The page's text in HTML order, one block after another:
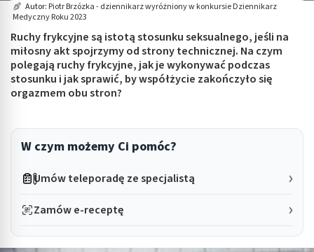
submenu: Higiena
submenu: Sprzęt medyczny
submenu: Intymne
Autor: Piotr Brzózka - dziennikarz wyróżniony w konkursie Dziennikarz
Medyczny Roku 2023
Ruchy frykcyjne są istotą stosunku seksualnego, jeśli na
miłosny akt spojrzymy od strony technicznej. Na czym
polegają ruchy frykcyjne, jak je wykonywać podczas
stosunku i jak sprawić, by współżycie zakończyło się
orgazmem obu stron?
W czym możemy Ci pomóc?
Umów teleporadę ze specjalistą
Zamów e-receptę